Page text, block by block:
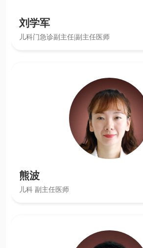
刘学军
儿科门急诊副主任|副主任医师
熊波
儿科 副主任医师